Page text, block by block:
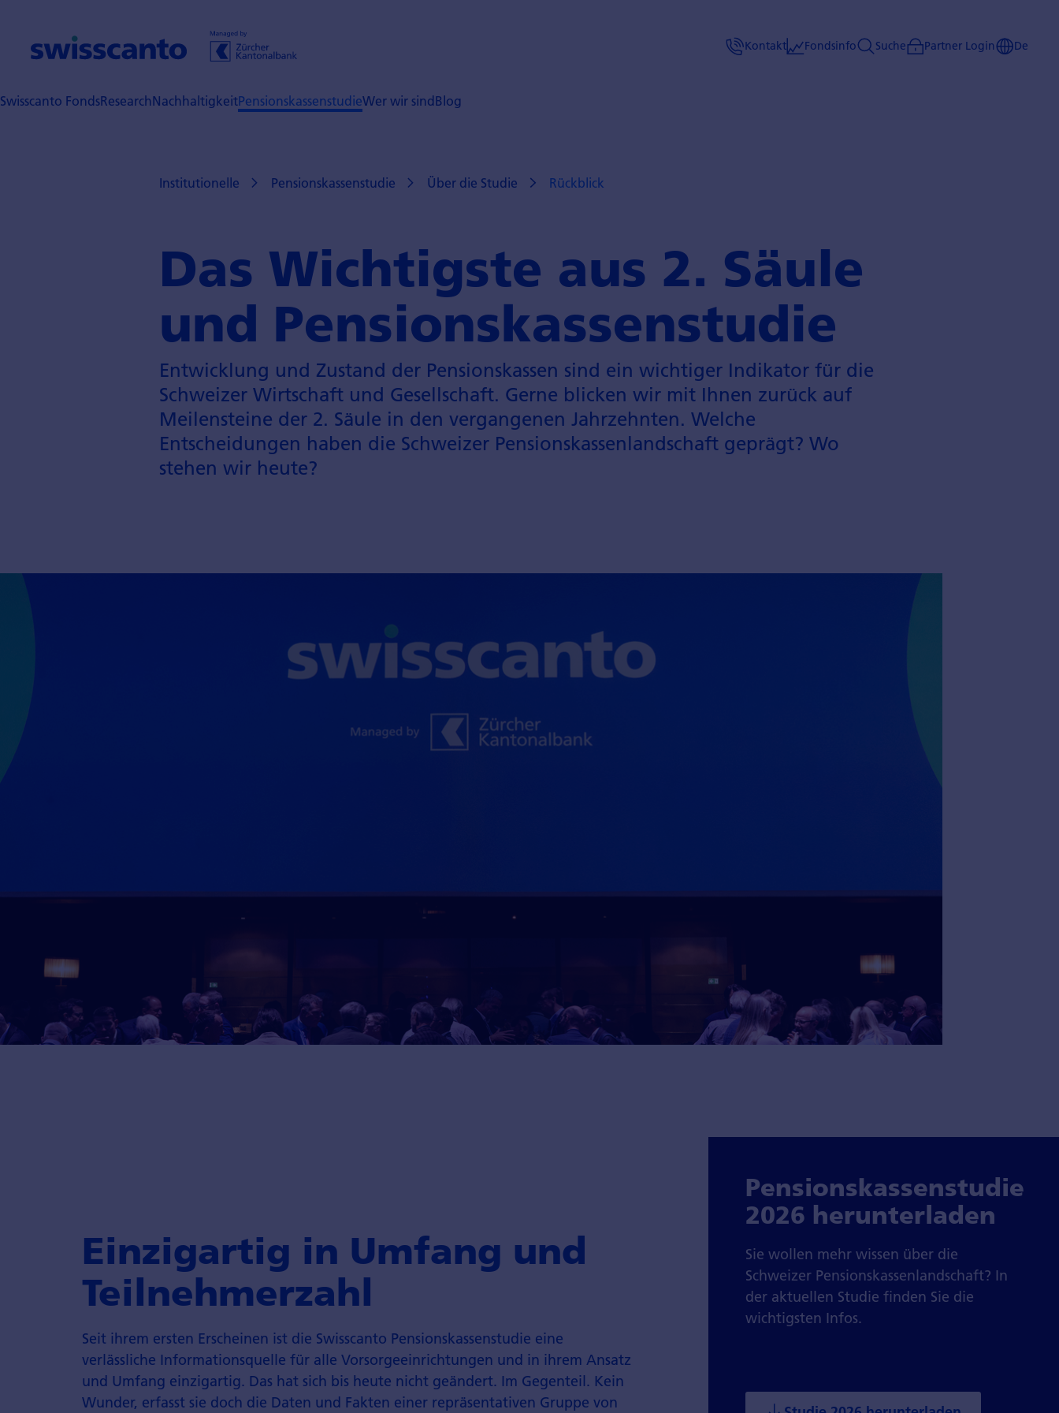
Kontakt Fondsinfo Suche Partner Login De
Swisscanto FondsResearchNachhaltigkeitPensionskassenstudieWer wir sindBlog
Institutionelle Pensionskassenstudie Über die Studie Rückblick
Das Wichtigste aus 2. Säule
und Pensions­kassen­studie
Entwicklung und Zustand der Pensions­kassen sind ein wichtiger Indikator für die
Schweizer Wirtschaft und Gesellschaft. Gerne blicken wir mit Ihnen zurück auf
Meilensteine der 2. Säule in den vergangenen Jahrzehnten. Welche
Entscheidungen haben die Schweizer Pensions­kassen­landschaft geprägt? Wo
stehen wir heute?
Einzigartig in Umfang und
Teilnehmerzahl
Seit ihrem ersten Erscheinen ist die Swisscanto Pensionskassenstudie eine
verlässliche Informationsquelle für alle Vorsorgeeinrichtungen und in ihrem Ansatz
und Umfang einzigartig. Das hat sich bis heute nicht geändert. Im Gegenteil. Kein
Wunder, erfasst sie doch die Daten und Fakten einer repräsentativen Gruppe von
Pensionskassenstudie
2026 herunterladen
Sie wollen mehr wissen über die
Schweizer Pensionskassenlandschaft? In
der aktuellen Studie finden Sie die
wichtigsten Infos.